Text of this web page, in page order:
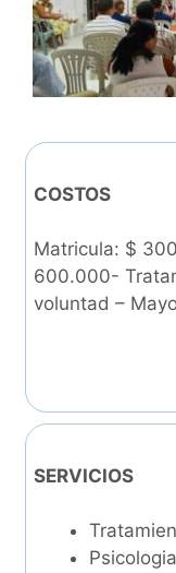
COSTOS
Matricula: $
600.000-
voluntad –
SERVICIOS
Psicologia